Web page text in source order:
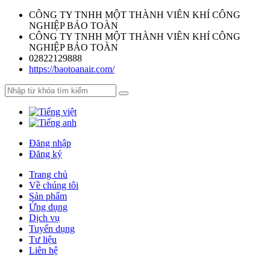
CÔNG TY TNHH MỘT THÀNH VIÊN KHÍ CÔNG
NGHIỆP BẢO TOÀN
CÔNG TY TNHH MỘT THÀNH VIÊN KHÍ CÔNG
NGHIỆP BẢO TOÀN
02822129888
https://baotoanair.com/
Đăng nhập
Đăng ký
Trang chủ
Về chúng tôi
Sản phẩm
Ứng dụng
Dịch vụ
Tuyển dụng
Tư liệu
Liên hệ